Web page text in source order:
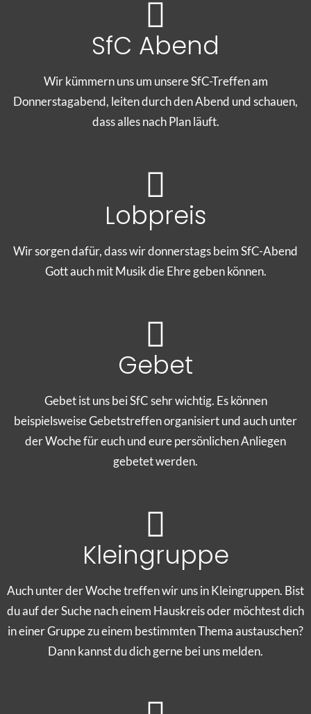
SfC Abend
Wir kümmern uns um unsere SfC-Treffen am
Donnerstagabend, leiten durch den Abend und schauen,
dass alles nach Plan läuft.
Lobpreis
Wir sorgen dafür, dass wir donnerstags beim SfC-Abend
Gott auch mit Musik die Ehre geben können.
Gebet
Gebet ist uns bei SfC sehr wichtig. Es können
beispielsweise Gebetstreffen organisiert und auch unter
der Woche für euch und eure persönlichen Anliegen
gebetet werden.
Kleingruppe
Auch unter der Woche treffen wir uns in Kleingruppen. Bist
du auf der Suche nach einem Hauskreis oder möchtest dich
in einer Gruppe zu einem bestimmten Thema austauschen?
Dann kannst du dich gerne bei uns melden.